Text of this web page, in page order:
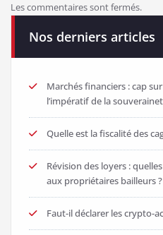
Les commentaires sont fermés.
Nos derniers articles
Marchés financiers : cap
l’impératif de la
Quelle est la fiscalité des
Révision des loyers :
aux propriétaires bailleurs ?
Faut-il déclarer les crypto-